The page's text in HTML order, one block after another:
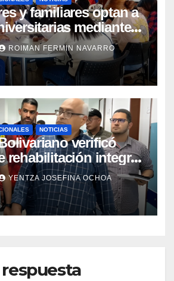
y familiares optan a
mediante
MinSalud y la UCV
ROIMAN FERMIN NAVARRO
NOTICIAS
verificó
rehabilitación integral
Dr. José María
YENTZA JOSEFINA OCHOA